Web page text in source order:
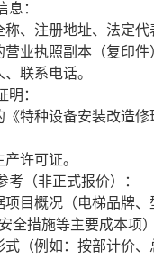
息：​​
称、注册地址、法定代
营业执照副本（复印件
联系电话。
明：​​
《特种设备安装改造
许可证。
考（非正式报价）：​​
项目概况（电梯品牌
全措施等主要成本项
式（例如：按部计价、